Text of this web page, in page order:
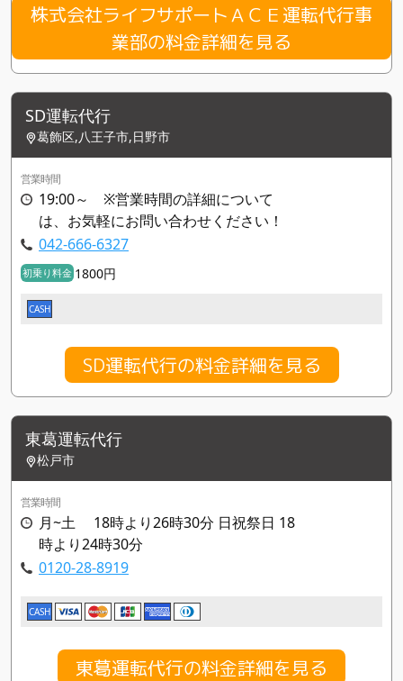
株式会社ライフサポートＡＣＥ運転代行事
業部の料金詳細を見る
SD運転代行
葛飾区,八王子市,日野市
営業時間
19:00～ ※営業時間の詳細について
は、お気軽にお問い合わせください！
042-666-6327
初乗り料金 1800円
CASH
SD運転代行の料金詳細を見る
東葛運転代行
松戸市
営業時間
月~土 18時より26時30分 日祝祭日 18
時より24時30分
0120-28-8919
CASH
東葛運転代行の料金詳細を見る